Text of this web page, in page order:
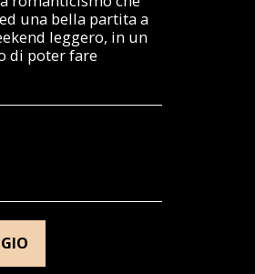
una bella partita a
leggero, in un
di poter fare